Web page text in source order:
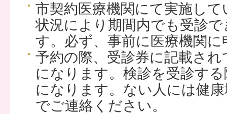
市契約医療機関にて実施し
状況により期間内でも受診
す。必ず、事前に医療機関
予約の際、受診券に記載さ
になります。検診を受診す
になります。ない人には健
でご連絡ください。